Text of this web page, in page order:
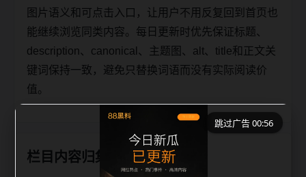
图片语义和可点击入口，让用户不用反复回到首页也
能继续浏览同类内容。每日更新时优先保证标题、
description、canonical、主题图、alt、title和正文关
键词保持一致，避免只替换词语而没有实际阅读价
值。
栏目内容归集
跳过广告 00:56